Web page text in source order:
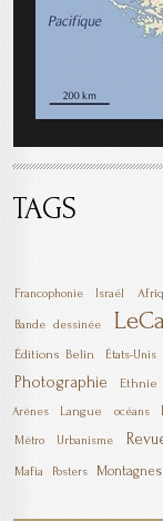
TAGS
Francophonie Israël
Bande dessinée
Éditions Belin États-Unis
Photographie Ethnie
Arènes Langue océans
Métro Urbanisme
Mafia Posters Montagnes